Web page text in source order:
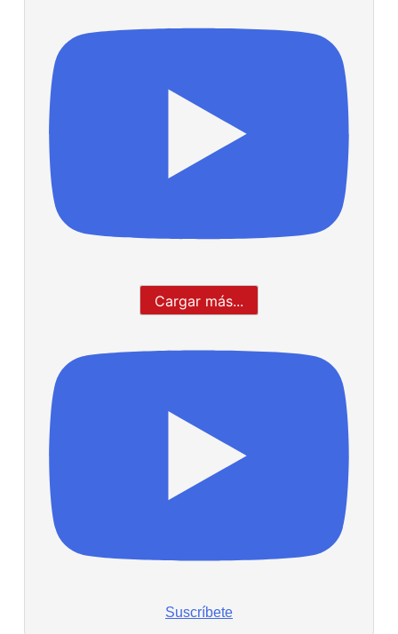
Cargar más...
Suscríbete